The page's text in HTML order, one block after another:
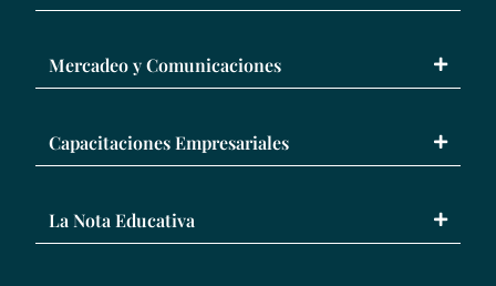
Mercadeo y Comunicaciones
Capacitaciones Empresariales
La Nota Educativa